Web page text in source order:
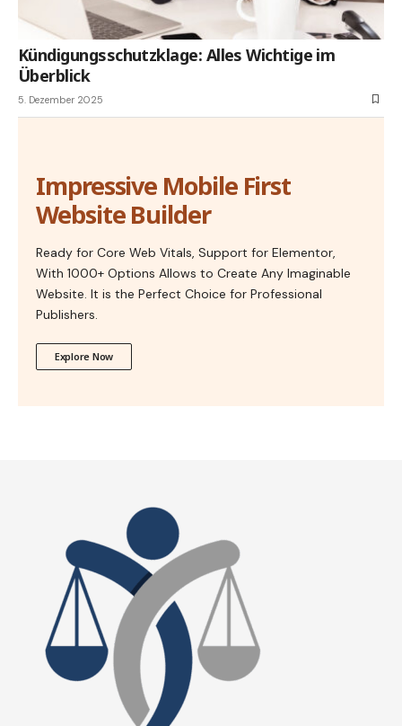
Kündigungsschutzklage: Alles Wichtige im
Überblick
5. Dezember 2025
Impressive Mobile First
Website Builder
Ready for Core Web Vitals, Support for Elementor,
With 1000+ Options Allows to Create Any Imaginable
Website. It is the Perfect Choice for Professional
Publishers.
Explore Now